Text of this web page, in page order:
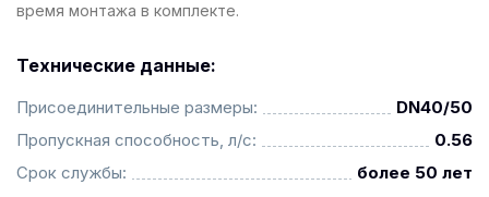
время монтажа в комплекте.
Технические данные:
Присоединительные размеры:
DN40/50
Пропускная способность, л/с:
0.56
Срок службы:
более 50 лет